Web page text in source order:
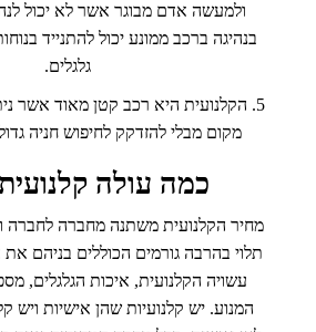
ולמעשה אדם מבוגר אשר לא יכול
בנהיגה ברכב ממונע יכול להתנייד
גלגלים.
5. הקלנועית היא רכב קטן מאוד אשר
מקום מבלי להזדקק לחיפוש חניה
כמה עולה
מחיר הקלנועית משתנה מחברה לחברה
תלוי בהרבה גורמים הכוללים בניהם
עשויה הקלנועית, איכות הגלגלים,
המנוע. יש קלנועיות שהן אישיות ויש